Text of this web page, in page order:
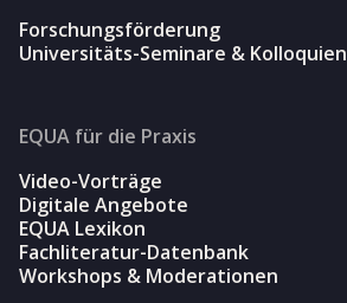
Forschungsförderung
Universitäts-Seminare & Kolloquien
EQUA für die Praxis
Video-Vorträge
Digitale Angebote
EQUA Lexikon
Fachliteratur-Datenbank
Workshops & Moderationen